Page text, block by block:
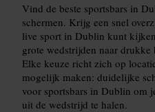
Vind de beste sportsbars in
schermen. Krijg een snel
live sport in Dublin kunt
grote wedstrijden naar drukke
Elke keuze richt zich op
mogelijk maken: duidelijke
voor sportsbars in Dublin om
uit de wedstrijd te halen.